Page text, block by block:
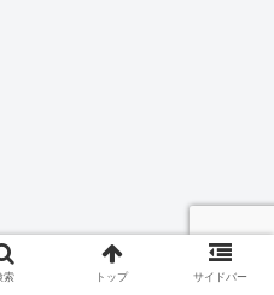
索 トップ サイドバー